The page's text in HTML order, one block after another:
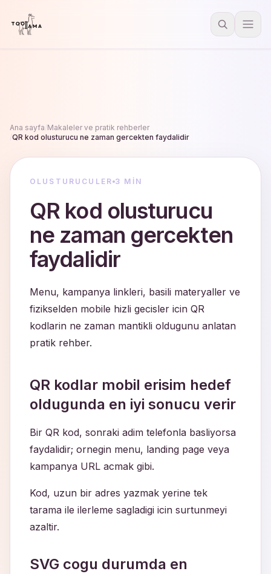
Ana sayfa Makaleler ve pratik rehberler
QR kod olusturucu ne zaman gercekten faydalidir
OLUSTURUCULER 3 MIN
QR kod olusturucu
ne zaman gercekten
faydalidir
Menu, kampanya linkleri, basili materyaller ve
fizikselden mobile hizli gecisler icin QR
kodlarin ne zaman mantikli oldugunu anlatan
pratik rehber.
QR kodlar mobil erisim hedef
oldugunda en iyi sonucu verir
Bir QR kod, sonraki adim telefonla basliyorsa
faydalidir; ornegin menu, landing page veya
kampanya URL acmak gibi.
Kod, uzun bir adres yazmak yerine tek
tarama ile ilerleme sagladigi icin surtunmeyi
azaltir.
SVG cogu durumda en